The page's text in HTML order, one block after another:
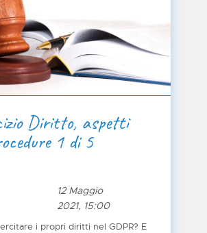
Diritto, aspetti
1 di 5
12 Maggio
2021, 15:00
i propri diritti nel GDPR? E